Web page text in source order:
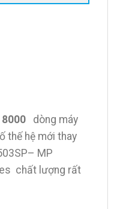
dòng máy
thế hệ mới thay
MP
chất lượng rất